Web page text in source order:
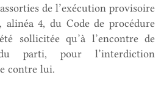
de l’exécution provisoire
alinéa 4, du Code de procédure
sollicitée qu’à l’encontre de
du parti, pour l’interdiction
contre lui.